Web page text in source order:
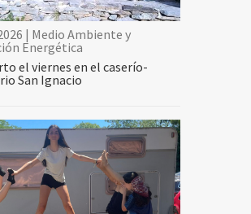
| Medio Ambiente y
Energética
el viernes en el caserío-
San Ignacio